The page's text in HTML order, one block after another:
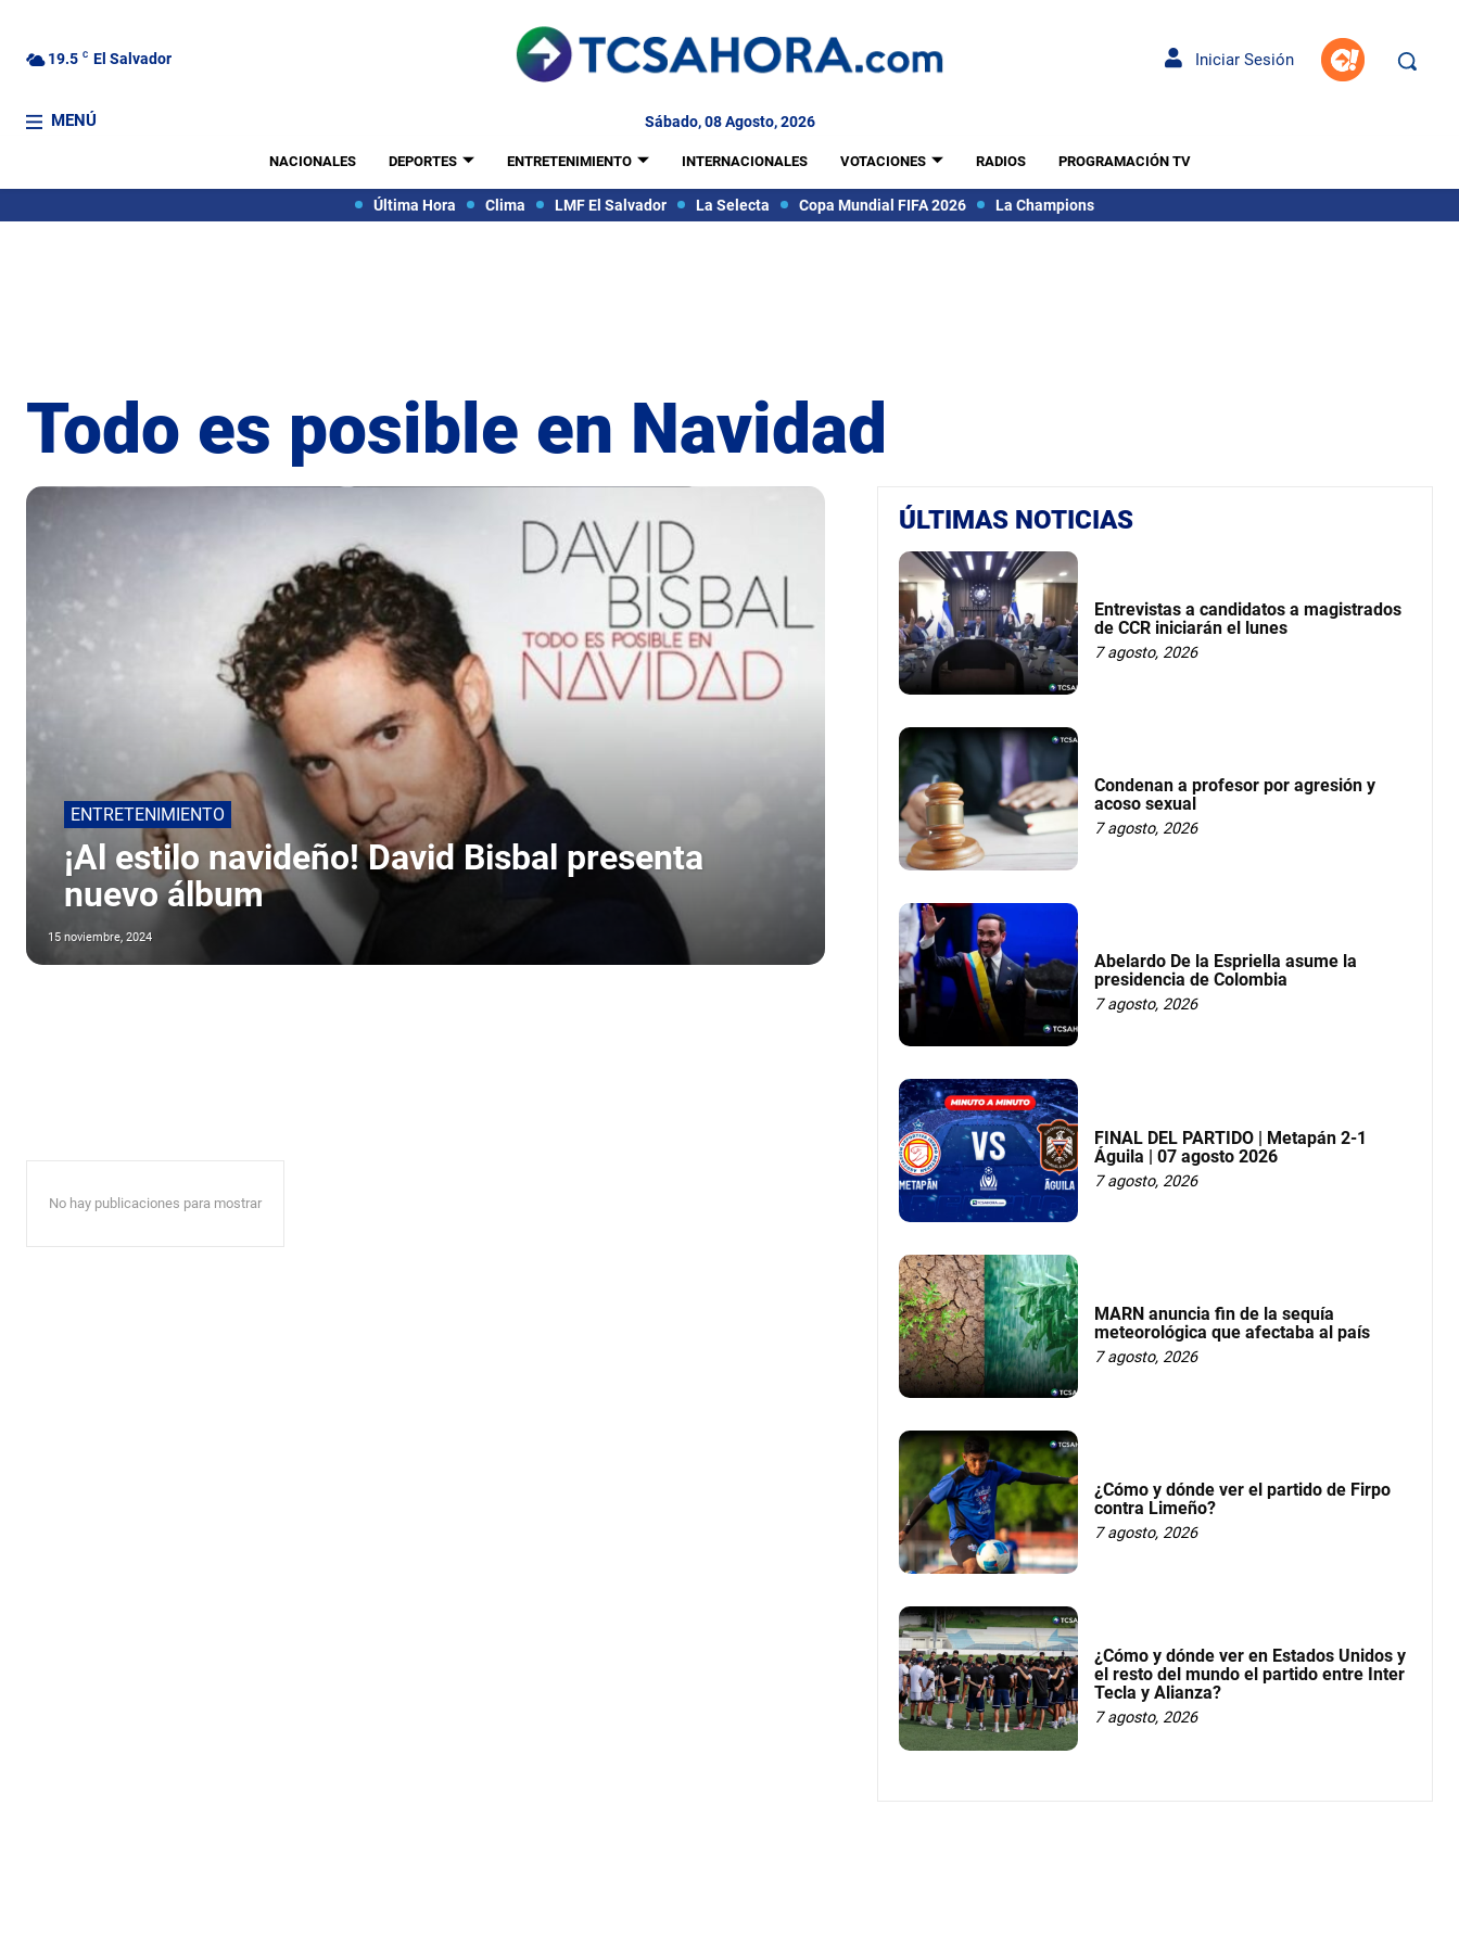
19.5 C El Salvador Iniciar Sesión
MENÚ Sábado, 08 Agosto, 2026
NACIONALES DEPORTES ENTRETENIMIENTO INTERNACIONALES VOTACIONES RADIOS PROGRAMACIÓN TV
Última Hora Clima LMF El Salvador La Selecta Copa Mundial FIFA 2026 La Champions
Todo es posible en Navidad
ENTRETENIMIENTO
¡Al estilo navideño! David Bisbal presenta
nuevo álbum
15 noviembre, 2024
No hay publicaciones para mostrar
ÚLTIMAS NOTICIAS
Entrevistas a candidatos a magistrados
de CCR iniciarán el lunes
7 agosto, 2026
Condenan a profesor por agresión y
acoso sexual
7 agosto, 2026
Abelardo De la Espriella asume la
presidencia de Colombia
7 agosto, 2026
FINAL DEL PARTIDO | Metapán 2-1
Águila | 07 agosto 2026
7 agosto, 2026
MARN anuncia fin de la sequía
meteorológica que afectaba al país
7 agosto, 2026
¿Cómo y dónde ver el partido de Firpo
contra Limeño?
7 agosto, 2026
¿Cómo y dónde ver en Estados Unidos y
el resto del mundo el partido entre Inter
Tecla y Alianza?
7 agosto, 2026